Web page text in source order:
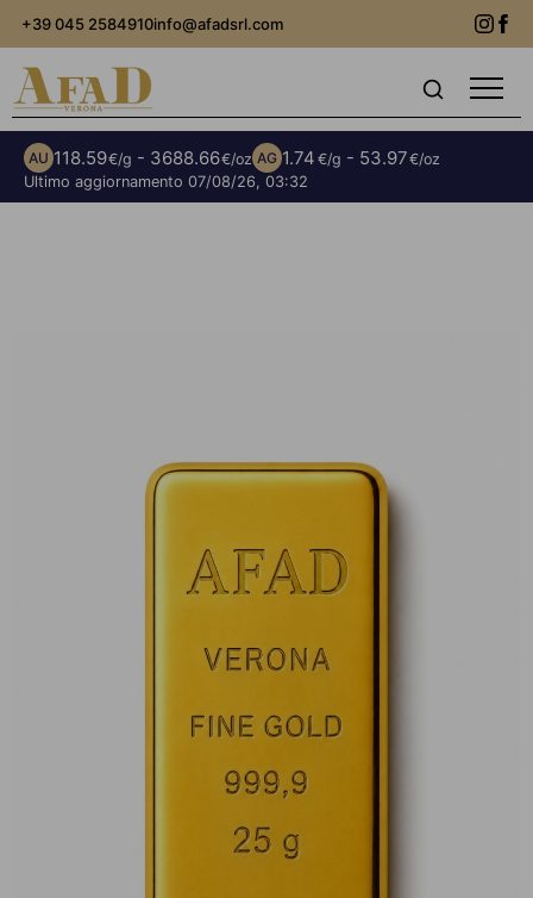
+39 045 2584910info@afadsrl.com
AU 118.59€/g - 3688.66€/oz AG 1.74 €/g - 53.97€/oz
Ultimo aggiornamento 07/08/26, 03:32